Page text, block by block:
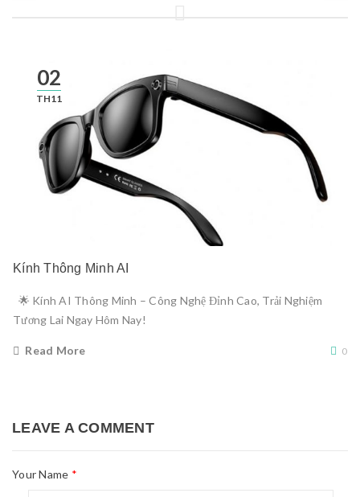
02
TH11
Kính Thông Minh AI
🌟 Kính AI Thông Minh – Công Nghệ Đỉnh Cao, Trải Nghiệm
Tương Lai Ngay Hôm Nay!
Read More 0
LEAVE A COMMENT
Your Name *